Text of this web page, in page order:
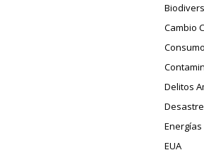
Cambio
Delitos
EUA